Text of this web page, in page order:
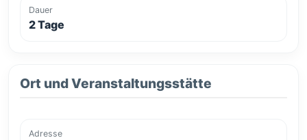
Dauer
2 Tage
Ort und Veranstaltungsstätte
Adresse